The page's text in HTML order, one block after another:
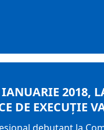
2018,
DE EXECUŢIE